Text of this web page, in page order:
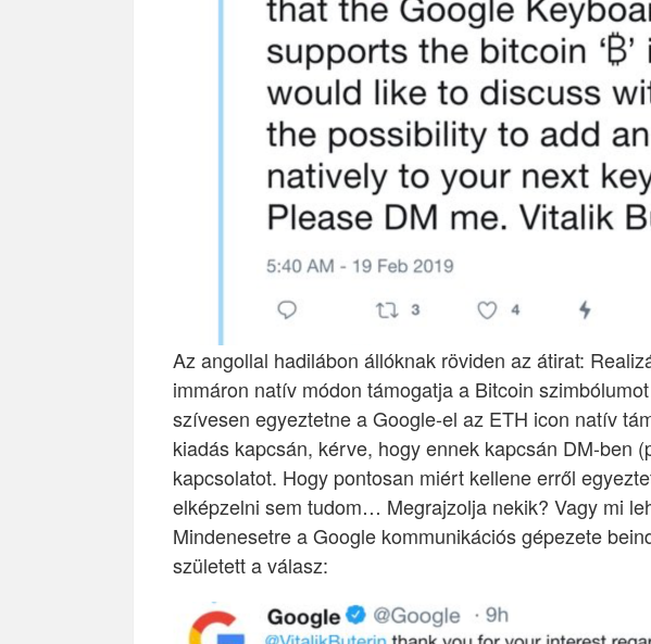
Az angollal hadilábon állóknak röviden az átirat:
immáron natív módon támogatja a Bitcoin
szívesen egyeztetne a Google-el az ETH icon natív
kiadás kapcsán, kérve, hogy ennek kapcsán DM-ben
kapcsolatot. Hogy pontosan miért kellene erről
elképzelni sem tudom… Megrajzolja nekik? Vagy mi
Mindenesetre a Google kommunikációs gépezete
született a válasz: